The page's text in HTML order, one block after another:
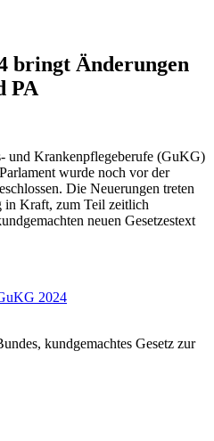
bringt Änderungen
PA
und Krankenpflegeberufe (GuKG)
wurde noch vor der
Die Neuerungen treten
in Kraft, zum Teil zeitlich
neuen Gesetzestext
2024
kundgemachtes Gesetz zur